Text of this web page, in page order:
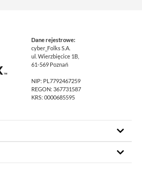
Dane rejestrowe:
cyber_Folks S.A.
ul. Wierzbięcice 1B,
61-569 Poznań
NIP: PL7792467259
REGON: 367731587
KRS: 0000685595